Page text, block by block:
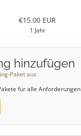
€15.00 EUR
1 Jahr
hinzufügen
Paket aus
für alle Anforderungen